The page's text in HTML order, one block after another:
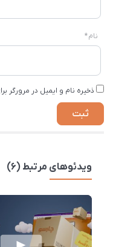
نام*
ذخیره نام و ایمیل در مرورگر
ویدئوهای مرتبط (6)